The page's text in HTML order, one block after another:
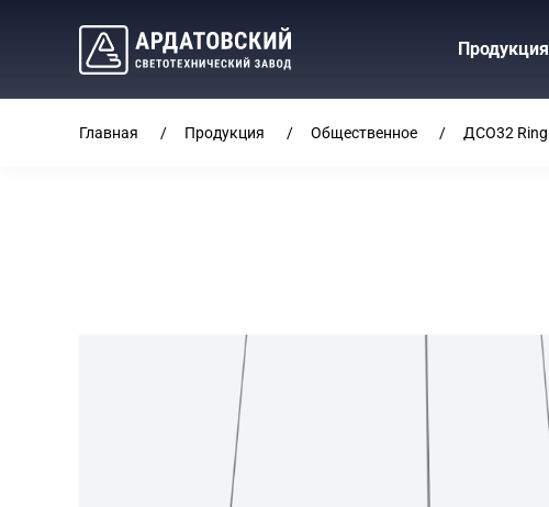
Продукция
Главная Продукция Общественное ДСО32 Ring